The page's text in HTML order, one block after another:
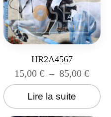
HR2A4567
15,00€ – 85,00€
Lire la suite